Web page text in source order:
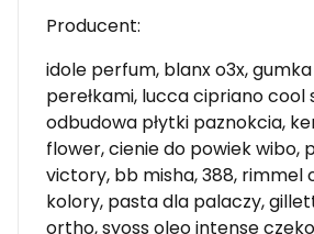
Producent:
idole perfum, blanx o3x, gumka
perełkami, lucca cipriano cool
odbudowa płytki paznokcia,
flower, cienie do powiek wibo,
victory, bb misha, 388, rimmel
kolory, pasta dla palaczy,
ortho, syoss oleo intense